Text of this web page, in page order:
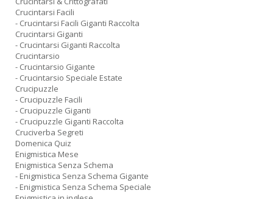
Crucintarsi Facili
- Crucintarsi Facili Giganti Raccolta
Crucintarsi Giganti
- Crucintarsi Giganti Raccolta
Crucintarsio
- Crucintarsio Gigante
- Crucintarsio Speciale Estate
Crucipuzzle
- Crucipuzzle Facili
- Crucipuzzle Giganti
- Crucipuzzle Giganti Raccolta
Cruciverba Segreti
Domenica Quiz
Enigmistica Mese
Enigmistica Senza Schema
- Enigmistica Senza Schema Gigante
- Enigmistica Senza Schema Speciale